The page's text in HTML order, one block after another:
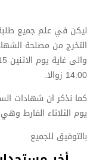
ليكن في علم جميع
14:00 زوالا.
كما نذكر ان شهادات
يوم الثلاثاء الفارط
بالتوفيق للجميع